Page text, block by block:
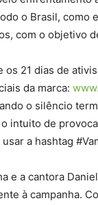
o Brasil,
com o objetivo
os 21 dias de
da marca:
o silêncio
intuito de
a hashtag
e a cantora
à campanha.